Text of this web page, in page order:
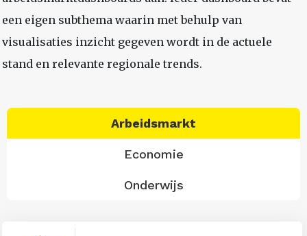
een eigen subthema waarin met behulp van
visualisaties inzicht gegeven wordt in de actuele
stand en relevante regionale trends.
Arbeidsmarkt
Economie
Onderwijs